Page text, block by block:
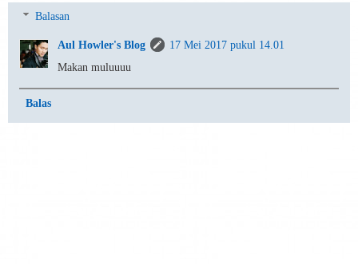
Balasan
Aul Howler's Blog
17 Mei 2017 pukul 14.01
Makan muluuuu
Balas